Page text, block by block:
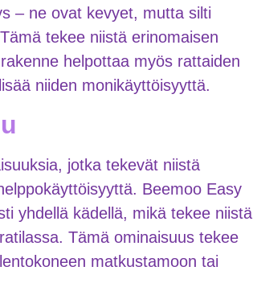
– ne ovat kevyet, mutta silti
tekee niistä erinomaisen
helpottaa myös rattaiden
niiden monikäyttöisyyttä.
jotka tekevät niistä
Beemoo Easy
yhdellä kädellä, mikä tekee niistä
Tämä ominaisuus tekee
matkustamoon tai